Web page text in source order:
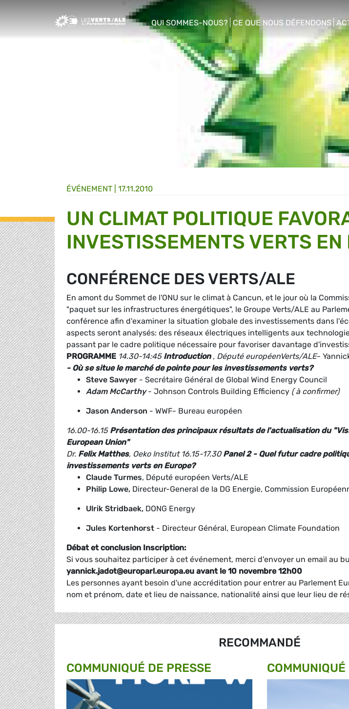
Greens/EFA Home
QUI SOMMES-NOUS?
show/hide sub menu
CE QUE NOUS DÉFENDONS
show/hide sub menu
ÉVÉNEMENT 17.11.2010
UN CLIMAT POLITIQUE
INVESTISSEMENTS VERTS EN
CONFÉRENCE DES VERTS/ALE
En amont du Sommet de l'ONU sur le climat à Cancun, et le jour où la
"paquet sur les infrastructures énergétiques", le Groupe Verts/ALE au
conférence afin d'examiner la situation globale des investissements dans
aspects seront analysés: des réseaux électriques intelligents aux
passant par le cadre politique nécessaire pour favoriser davantage
PROGRAMME 14.30-14:45 Introduction , Député européenVerts/ALE-
- Où se situe le marché de pointe pour les investissements verts?
Steve Sawyer - Secrétaire Général de Global Wind Energy Council
Adam McCarthy- Johnson Controls Building Efficiency ( à confirmer)
Jason Anderson - WWF- Bureau européen
16.00-16.15 Présentation des principaux résultats de l'actualisation du
European Union"
Dr. Felix Matthes, Oeko Institut 16.15-17.30 Panel 2 - Quel futur cadre
investissements verts en Europe?
Claude Turmes, Député européen Verts/ALE
Philip Lowe, Directeur-General de la DG Energie, Commission
Ulrik Stridbaek, DONG Energy
Jules Kortenhorst - Directeur Général, European Climate Foundation
Débat et conclusion Inscription:
Si vous souhaitez participer à cet événement, merci d'envoyer un email au
yannick.jadot@europarl.europa.eu avant le 10 novembre 12h00
Les personnes ayant besoin d'une accréditation pour entrer au Parlement
nom et prénom, date et lieu de naissance, nationalité ainsi que leur lieu de
RECOMMANDÉ
COMMUNIQUÉ DE PRESSE